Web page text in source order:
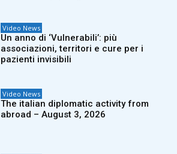
Video News
Un anno di ‘Vulnerabili’: più
associazioni, territori e cure per i
pazienti invisibili
Video News
The italian diplomatic activity from
abroad – August 3, 2026